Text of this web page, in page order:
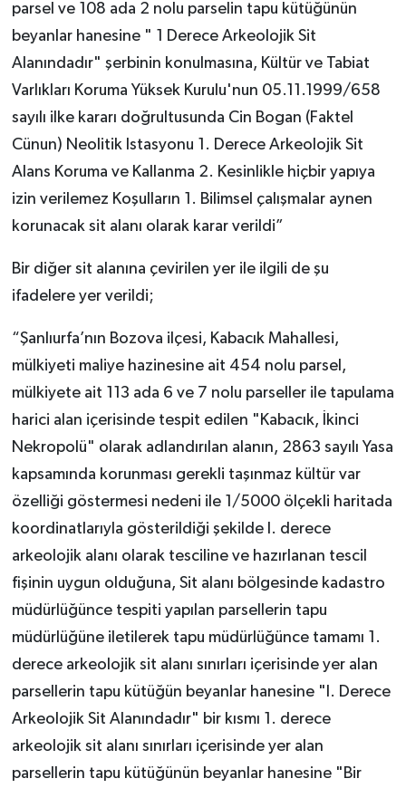
parsel ve 108 ada 2 nolu parselin tapu kütüğünün
beyanlar hanesine " 1 Derece Arkeolojik Sit
Alanındadır" şerbinin konulmasına, Kültür ve Tabiat
Varlıkları Koruma Yüksek Kurulu'nun 05.11.1999/658
sayılı ilke kararı doğrultusunda Cin Bogan (Faktel
Cünun) Neolitik Istasyonu 1. Derece Arkeolojik Sit
Alans Koruma ve Kallanma 2. Kesinlikle hiçbir yapıya
izin verilemez Koşulların 1. Bilimsel çalışmalar aynen
korunacak sit alanı olarak karar verildi”
Bir diğer sit alanına çevirilen yer ile ilgili de şu
ifadelere yer verildi;
“Şanlıurfa’nın Bozova ilçesi, Kabacık Mahallesi,
mülkiyeti maliye hazinesine ait 454 nolu parsel,
mülkiyete ait 113 ada 6 ve 7 nolu parseller ile tapulama
harici alan içerisinde tespit edilen "Kabacık, İkinci
Nekropolü" olarak adlandırılan alanın, 2863 sayılı Yasa
kapsamında korunması gerekli taşınmaz kültür var
özelliği göstermesi nedeni ile 1/5000 ölçekli haritada
koordinatlarıyla gösterildiği şekilde I. derece
arkeolojik alanı olarak tesciline ve hazırlanan tescil
fişinin uygun olduğuna, Sit alanı bölgesinde kadastro
müdürlüğünce tespiti yapılan parsellerin tapu
müdürlüğüne iletilerek tapu müdürlüğünce tamamı 1.
derece arkeolojik sit alanı sınırları içerisinde yer alan
parsellerin tapu kütüğün beyanlar hanesine "I. Derece
Arkeolojik Sit Alanındadır" bir kısmı 1. derece
arkeolojik sit alanı sınırları içerisinde yer alan
parsellerin tapu kütüğünün beyanlar hanesine "Bir